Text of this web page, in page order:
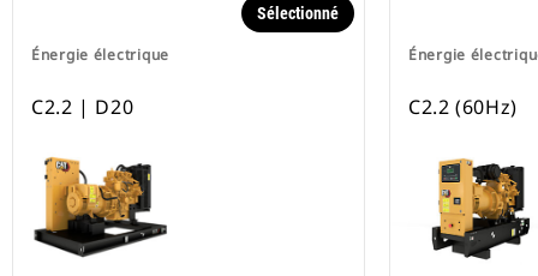
Énergie électrique
Sélectionné
C2.2 | D20
Énergie
C2.2 (60Hz)